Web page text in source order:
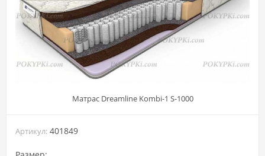
Матрас Dreamline Kombi-1 S-1000
Артикул: 401849